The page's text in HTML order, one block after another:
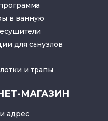
в ванную
для санузлов
и трапы
МАГАЗИН
адрес